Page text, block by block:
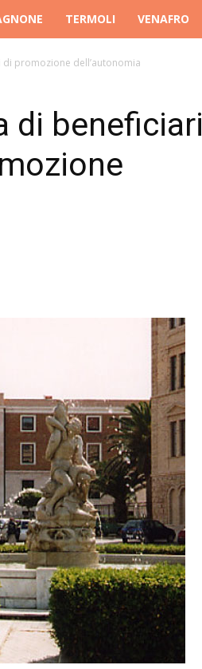
TERMOLI VENAFRO
promozione dell’autonomia
di beneficiari